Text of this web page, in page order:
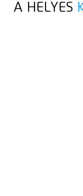
A HELYES